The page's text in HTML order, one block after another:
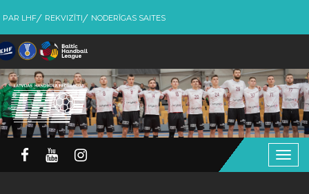
PAR LHF REKVIZĪTI NODERĪGAS SAITES